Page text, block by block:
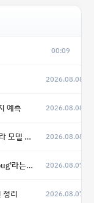
00:09
2026.08.08
예측 2026.08.08
연기 2026.08.08
발히 개발 중 2026.08.07
정리 2026.08.07